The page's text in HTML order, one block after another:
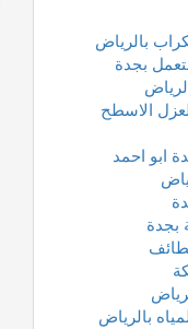
بالرياض
بجدة
الاسطح
ابو احمد
بجدة
بالرياض